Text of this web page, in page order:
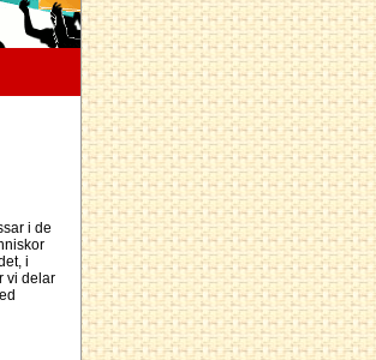
i de
i
vi delar